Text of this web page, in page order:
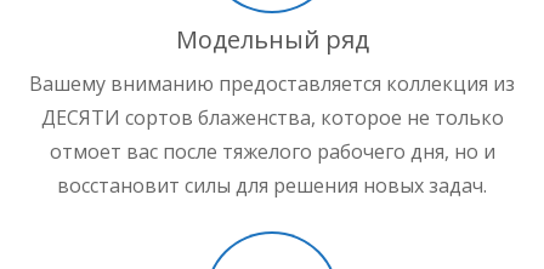
Модельный ряд
Вашему вниманию предоставляется коллекция из
ДЕСЯТИ сортов блаженства, которое не только
отмоет вас после тяжелого рабочего дня, но и
восстановит силы для решения новых задач.